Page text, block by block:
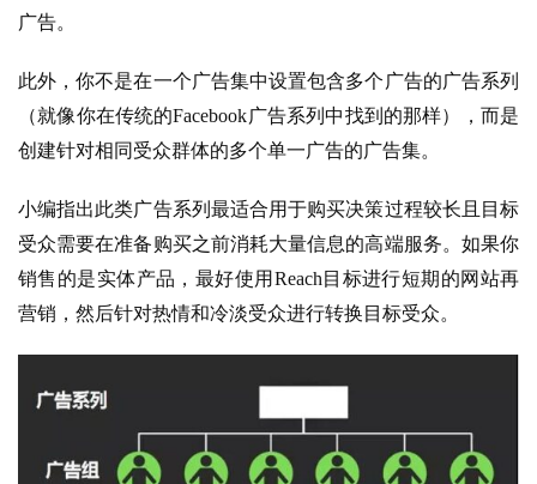
广告。
此外，你不是在一个广告集中设置包含多个广告的广告系列
（就像你在传统的Facebook广告系列中找到的那样），而是
创建针对相同受众群体的多个单一广告的广告集。
小编指出此类广告系列最适合用于购买决策过程较长且目标
受众需要在准备购买之前消耗大量信息的高端服务。如果你
销售的是实体产品，最好使用Reach目标进行短期的网站再
营销，然后针对热情和冷淡受众进行转换目标受众。